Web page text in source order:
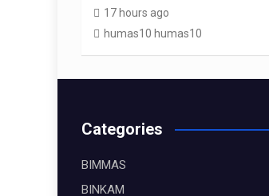
17 hours ago
humas10 humas10
Categories
BIMMAS
BINKAM